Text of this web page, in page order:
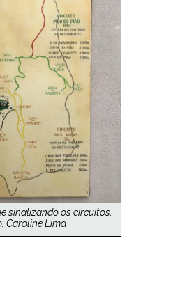
sinalizando os circuitos.
Caroline Lima